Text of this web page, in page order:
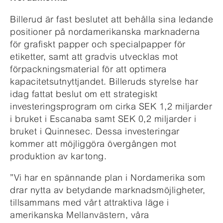
Billerud är fast beslutet att behålla sina ledande
positioner på nordamerikanska marknaderna
för grafiskt papper och specialpapper för
etiketter, samt att gradvis utvecklas mot
förpackningsmaterial för att optimera
kapacitetsutnyttjandet. Billeruds styrelse har
idag fattat beslut om ett strategiskt
investeringsprogram om cirka SEK 1,2 miljarder
i bruket i Escanaba samt SEK 0,2 miljarder i
bruket i Quinnesec. Dessa investeringar
kommer att möjliggöra övergången mot
produktion av kartong.
”Vi har en spännande plan i Nordamerika som
drar nytta av betydande marknadsmöjligheter,
tillsammans med vårt attraktiva läge i
amerikanska Mellanvästern, våra